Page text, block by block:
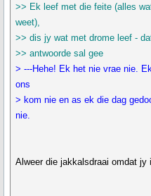
>> Ek leef met die feite (alles
weet),
>> dis jy wat met drome leef -
>> antwoorde sal gee
> ---Hehe! Ek het nie vrae nie.
ons
> kom nie en as ek die dag
nie.
Alweer die jakkalsdraai omdat jy